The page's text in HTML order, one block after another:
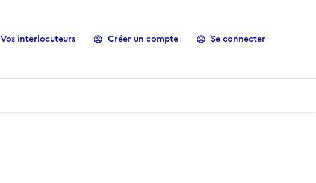
Vos interlocuteurs Créer un compte Se connecter